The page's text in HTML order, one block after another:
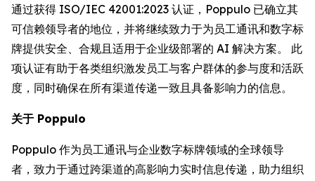
通过获得 ISO/IEC 42001:2023 认证，Poppulo 已确立其
可信赖领导者的地位，并将继续致力于为员工通讯和数字标
牌提供安全、合规且适用于企业级部署的 AI 解决方案。 此
项认证有助于各类组织激发员工与客户群体的参与度和活跃
度，同时确保在所有渠道传递一致且具备影响力的信息。
关于 Poppulo
Poppulo 作为员工通讯与企业数字标牌领域的全球领导
者，致力于通过跨渠道的高影响力实时信息传递，助力组织